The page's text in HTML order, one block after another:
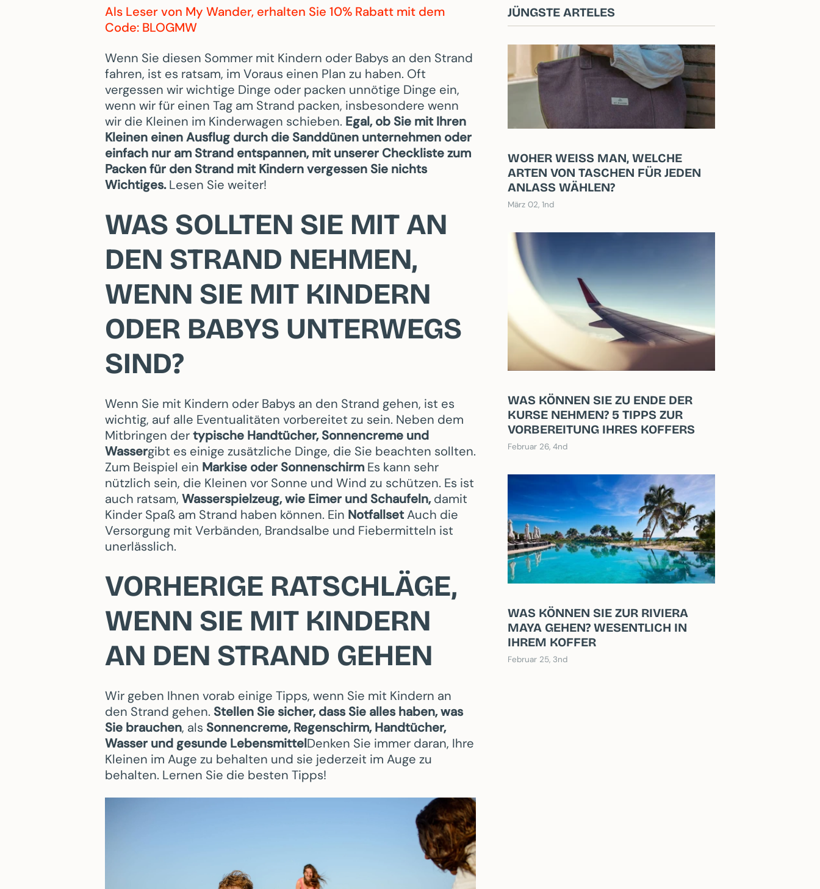
Als Leser von My Wander, erhalten Sie 10% Rabatt mit dem
Code: BLOGMW
Wenn Sie diesen Sommer mit Kindern oder Babys an den Strand
fahren, ist es ratsam, im Voraus einen Plan zu haben. Oft
vergessen wir wichtige Dinge oder packen unnötige Dinge ein,
wenn wir für einen Tag am Strand packen, insbesondere wenn
wir die Kleinen im Kinderwagen schieben. Egal, ob Sie mit Ihren
Kleinen einen Ausflug durch die Sanddünen unternehmen oder
einfach nur am Strand entspannen, mit unserer Checkliste zum
Packen für den Strand mit Kindern vergessen Sie nichts
Wichtiges.Lesen Sie weiter!
WAS SOLLTEN SIE MIT AN
DEN STRAND NEHMEN,
WENN SIE MIT KINDERN
ODER BABYS UNTERWEGS
SIND?
Wenn Sie mit Kindern oder Babys an den Strand gehen, ist es
wichtig, auf alle Eventualitäten vorbereitet zu sein. Neben dem
Mitbringen dertypische Handtücher, Sonnencreme und
Wassergibt es einige zusätzliche Dinge, die Sie beachten sollten.
Zum Beispiel ein Markise oder Sonnenschirm Es kann sehr
nützlich sein, die Kleinen vor Sonne und Wind zu schützen. Es ist
auch ratsam, Wasserspielzeug, wie Eimer und Schaufeln,damit
Kinder Spaß am Strand haben können. Ein NotfallsetAuch die
Versorgung mit Verbänden, Brandsalbe und Fiebermitteln ist
unerlässlich.
VORHERIGE RATSCHLÄGE,
WENN SIE MIT KINDERN
AN DEN STRAND GEHEN
Wir geben Ihnen vorab einige Tipps, wenn Sie mit Kindern an
den Strand gehen. Stellen Sie sicher, dass Sie alles haben, was
Sie brauchen, als Sonnencreme, Regenschirm, Handtücher,
Wasser und gesunde LebensmittelDenken Sie immer daran, Ihre
Kleinen im Auge zu behalten und sie jederzeit im Auge zu
behalten. Lernen Sie die besten Tipps!
JÜNGSTE ARTELES
WOHER WEISS MAN, WELCHE A
RTEN VON TASCHEN FÜR JEDEN A
NLASS WÄHLEN?
März 02, 1nd
WAS KÖNNEN SIE ZU ENDE DER
KURSE NEHMEN? 5 TIPPS ZUR
VORBEREITUNG IHRES KOFFERS
Februar 26, 4nd
WAS KÖNNEN SIE ZUR RIVIERA
MAYA GEHEN? WESENTLICH IN
IHREM KOFFER
Februar 25, 3nd